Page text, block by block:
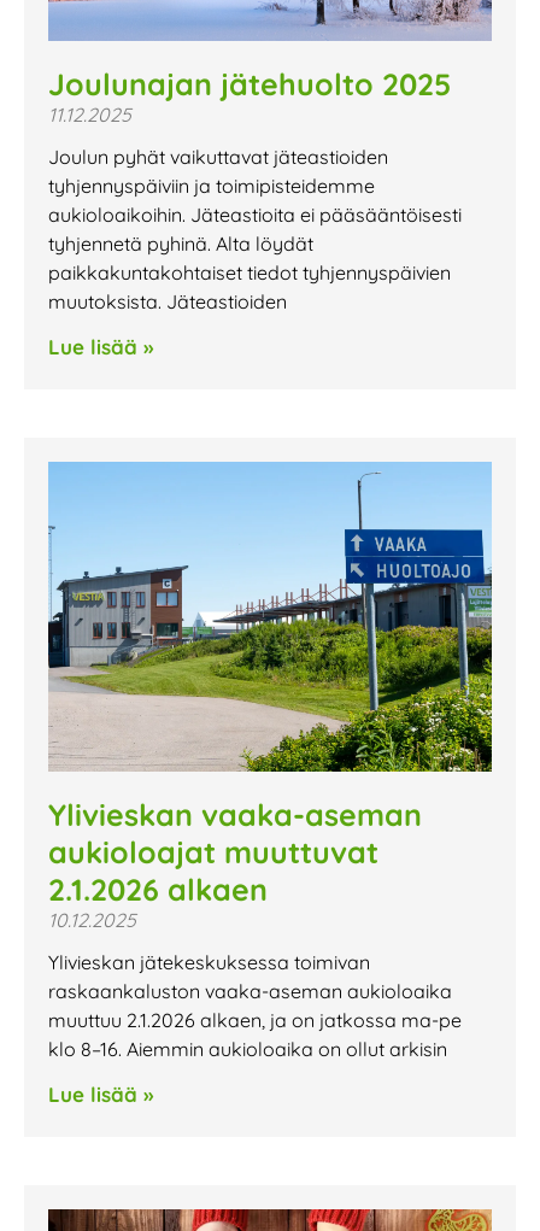
Joulunajan jätehuolto 2025
11.12.2025
Joulun pyhät vaikuttavat jäteastioiden
tyhjennyspäiviin ja toimipisteidemme
aukioloaikoihin. Jäteastioita ei pääsääntöisesti
tyhjennetä pyhinä. Alta löydät
paikkakuntakohtaiset tiedot tyhjennyspäivien
muutoksista. Jäteastioiden
Lue lisää »
Ylivieskan vaaka-aseman
aukioloajat muuttuvat
2.1.2026 alkaen
10.12.2025
Ylivieskan jätekeskuksessa toimivan
raskaankaluston vaaka-aseman aukioloaika
muuttuu 2.1.2026 alkaen, ja on jatkossa ma-pe
klo 8–16. Aiemmin aukioloaika on ollut arkisin
Lue lisää »